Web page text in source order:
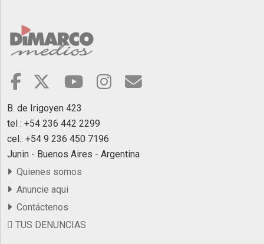
B. de Irigoyen 423
tel : +54 236 442 2299
cel.: +54 9 236 450 7196
Junin - Buenos Aires - Argentina
Quienes somos
Anuncie aqui
Contáctenos
TUS DENUNCIAS